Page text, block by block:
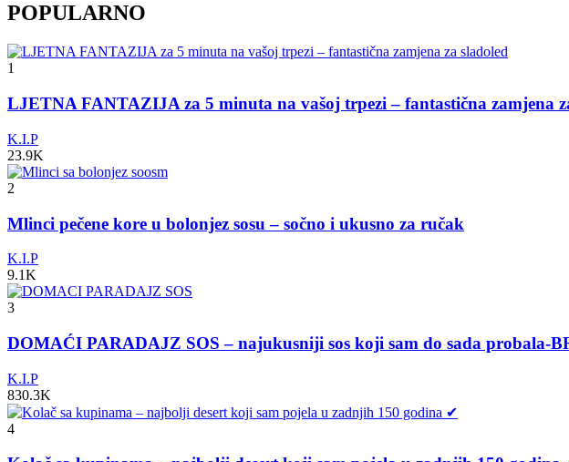
POPULARNO
1
LJETNA FANTAZIJA za 5 minuta na vašoj trpezi – fantastična zamjena
K.I.P
23.9K
2
Mlinci pečene kore u bolonjez sosu – sočno i ukusno za ručak
K.I.P
9.1K
3
DOMAĆI PARADAJZ SOS – najukusniji sos koji sam do sada probala-
K.I.P
830.3K
4